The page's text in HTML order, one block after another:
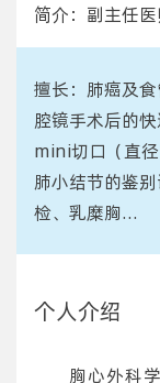
简介：副主任
擅长：肺癌及
腔镜手术后的
mini切口（直径
肺小结节的鉴
检、乳糜胸...
个人介绍
胸心外科